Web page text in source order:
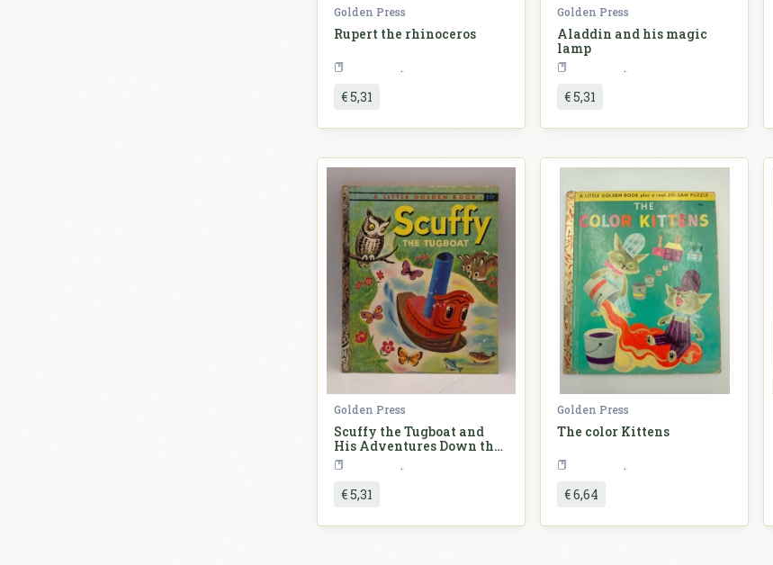
Golden Press
Rupert the rhinoceros
€ 5,31
Golden Press
Aladdin and his magic
lamp
€ 5,31
Golden Press
Scuffy the Tugboat and
His Adventures Down the
River
€ 5,31
Golden Press
The color Kittens
€ 6,64